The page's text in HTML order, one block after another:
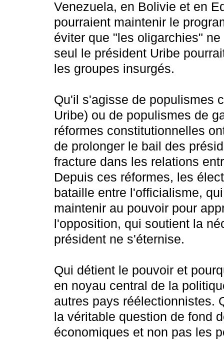
Venezuela, en Bolivie et en
pourraient maintenir le
éviter que "les oligarchies"
seul le président Uribe
les groupes insurgés.
Qu'il s'agisse de populismes
Uribe) ou de populismes de
réformes constitutionnelles
de prolonger le bail des
fracture dans les relations
Depuis ces réformes, les
bataille entre l'officialisme,
maintenir au pouvoir pour
l'opposition, qui soutient la
président ne s'éternise.
Qui détient le pouvoir et
en noyau central de la
autres pays réélectionnistes.
la véritable question de fond
économiques et non pas les